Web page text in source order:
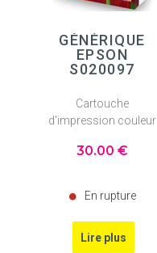
GÉNÉRIQUE
EPSON
S020097
Cartouche
d'impression couleur
30.00 €
En rupture